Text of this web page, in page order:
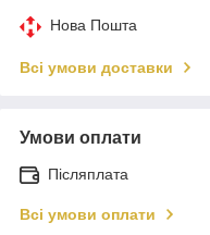
Нова Пошта
Всі умови доставки
Умови оплати
Післяплата
Всі умови оплати